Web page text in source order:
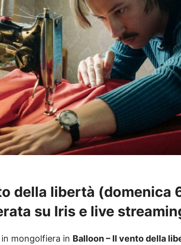
della libertà (domenica
su Iris e live
mongolfiera in Balloon – Il vento della